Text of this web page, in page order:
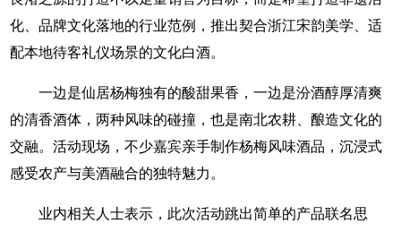
化、品牌文化落地的行业范例，推出契合浙江宋韵美学、适
配本地待客礼仪场景的文化白酒。
一边是仙居杨梅独有的酸甜果香，一边是汾酒醇厚清爽
的清香酒体，两种风味的碰撞，也是南北农耕、酿造文化的
交融。活动现场，不少嘉宾亲手制作杨梅风味酒品，沉浸式
感受农产与美酒融合的独特魅力。
业内相关人士表示，此次活动跳出简单的产品联名思